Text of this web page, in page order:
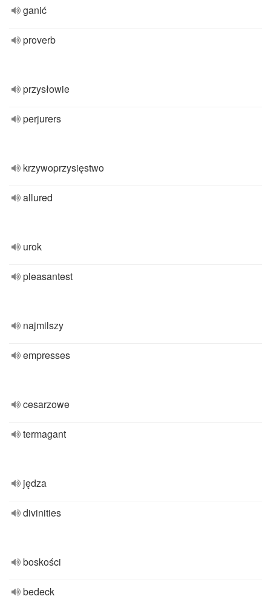
ganić
proverb
przysłowie
perjurers
krzywoprzysięstwo
allured
urok
pleasantest
najmilszy
empresses
cesarzowe
termagant
jędza
divinities
boskości
bedeck